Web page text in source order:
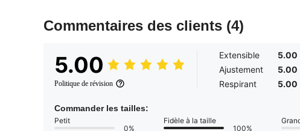
Commentaires des clients (4)
5.00
Politique de révision
Extensible
5.00
Ajustement
5.00
Respirant
5.00
Commander les tailles:
Petit
0%
Fidèle à la taille
100%